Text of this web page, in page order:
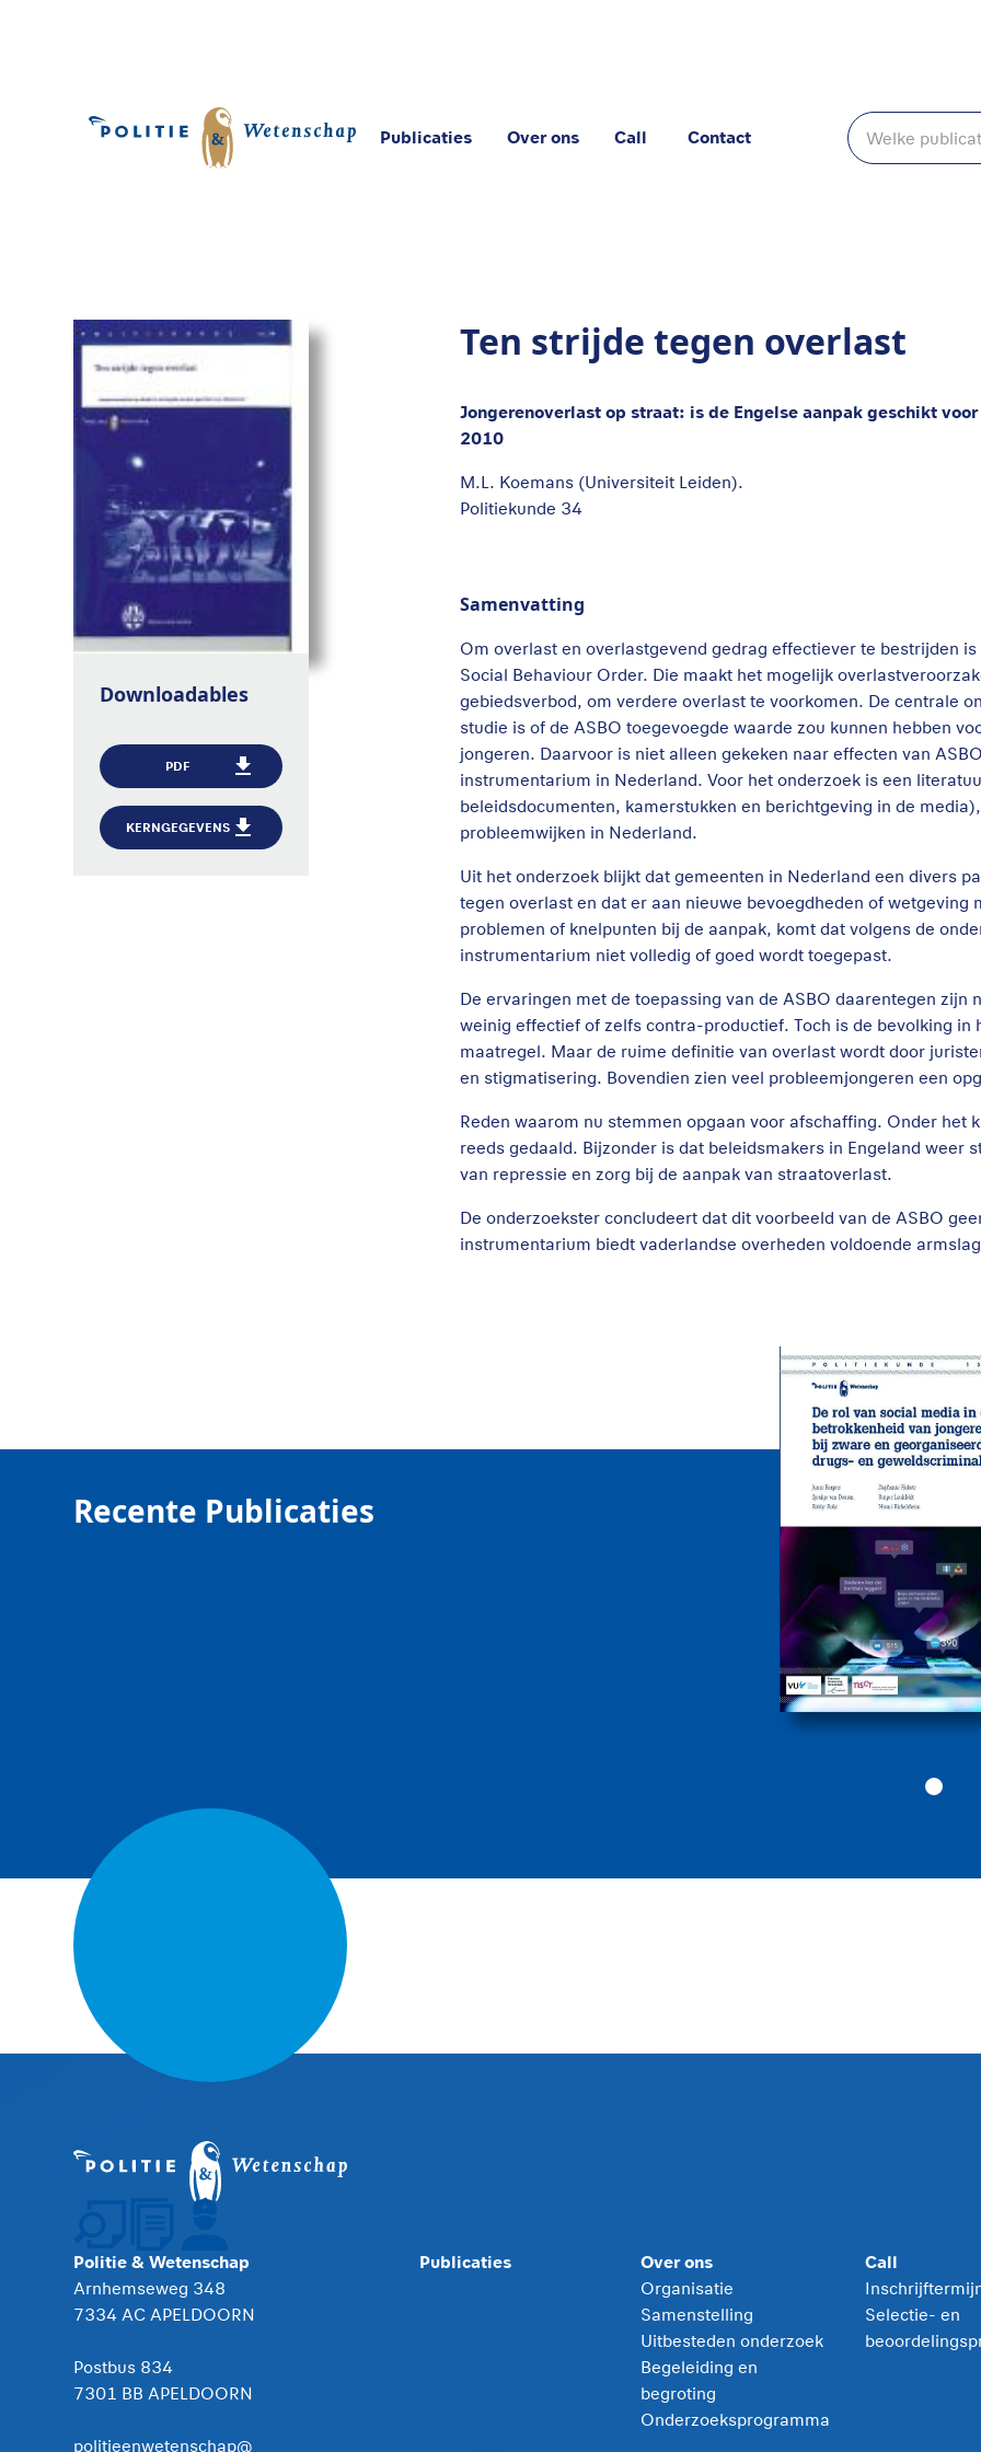
Publicaties Over ons Call Contact
Publicaties
Downloadables
PDF
KERNGEGEVENS
Ten strijde tegen overlast
Jongerenoverlast op straat: is de Engelse aanpak geschikt
2010
M.L. Koemans (Universiteit Leiden).
Politiekunde 34
Samenvatting
Om overlast en overlastgevend gedrag effectiever te bestrijden
Social Behaviour Order. Die maakt het mogelijk
gebiedsverbod, om verdere overlast te voorkomen. De centrale
studie is of de ASBO toegevoegde waarde zou kunnen hebben
jongeren. Daarvoor is niet alleen gekeken naar effecten van
instrumentarium in Nederland. Voor het onderzoek is een
beleidsdocumenten, kamerstukken en berichtgeving in de
probleemwijken in Nederland.
Uit het onderzoek blijkt dat gemeenten in Nederland een divers
tegen overlast en dat er aan nieuwe bevoegdheden of
problemen of knelpunten bij de aanpak, komt dat volgens de
instrumentarium niet volledig of goed wordt toegepast.
De ervaringen met de toepassing van de ASBO daarentegen
weinig effectief of zelfs contra-productief. Toch is de bevolking
maatregel. Maar de ruime definitie van overlast wordt door
en stigmatisering. Bovendien zien veel probleemjongeren een
Reden waarom nu stemmen opgaan voor afschaffing. Onder
reeds gedaald. Bijzonder is dat beleidsmakers in Engeland weer
van repressie en zorg bij de aanpak van straatoverlast.
De onderzoekster concludeert dat dit voorbeeld van de ASBO
instrumentarium biedt vaderlandse overheden voldoende
Recente Publicaties
De rol van sociale
media bij de
betrokkenheid van
jongeren bij zware
drugs- en
2026
Politiekunde
Politiekunde
Politie & Wetenschap
Arnhemseweg 348
7334 AC APELDOORN
Postbus 834
7301 BB APELDOORN
politieenwetenschap@
Publicaties Over ons
Organisatie
Samenstelling
Uitbesteden onderzoek
Begeleiding en
begroting
Onderzoeksprogramma
Call
Selectie- en